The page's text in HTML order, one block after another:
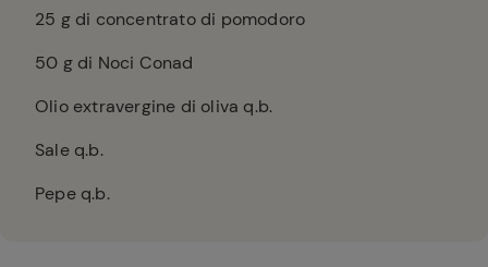
25 g di concentrato di pomodoro
50 g di Noci Conad
Olio extravergine di oliva q.b.
Sale q.b.
Pepe q.b.